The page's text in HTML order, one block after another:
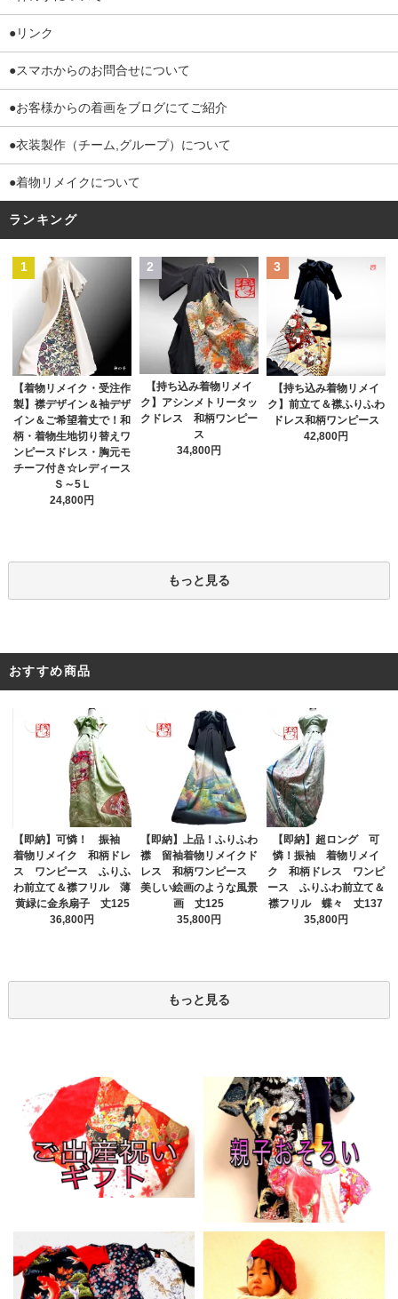
●リンク
●スマホからのお問合せについて
●お客様からの着画をブログにてご紹介
●衣装製作（チーム,グループ）について
●着物リメイクについて
ランキング
1
【着物リメイク・受注作
製】襟デザイン＆袖デザ
イン＆ご希望着丈で！和
柄・着物生地切り替えワ
ンピースドレス・胸元モ
チーフ付き☆レディース
Ｓ～5Ｌ
24,800円
2
【持ち込み着物リメイ
ク】アシンメトリータッ
クドレス 和柄ワンピー
ス
34,800円
3
【持ち込み着物リメイ
ク】前立て＆襟ふりふわ
ドレス和柄ワンピース
42,800円
もっと見る
おすすめ商品
【即納】可憐！ 振袖
着物リメイク 和柄ドレ
ス ワンピース ふりふ
わ前立て＆襟フリル 薄
黄緑に金糸扇子 丈125
36,800円
【即納】上品！ふりふわ
襟 留袖着物リメイクド
レス 和柄ワンピース
美しい絵画のような風景
画 丈125
35,800円
【即納】超ロング 可
憐！振袖 着物リメイ
ク 和柄ドレス ワンピ
ース ふりふわ前立て＆
襟フリル 蝶々 丈137
35,800円
もっと見る